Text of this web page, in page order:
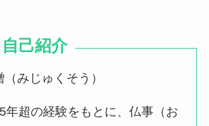
己紹介
みじゅくそう）
年超の経験をもとに、仏事（お